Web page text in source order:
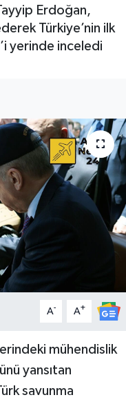
Erdoğan,
Türkiye’nin ilk
yerinde inceledi
A- A+
mühendislik
yansıtan
savunma